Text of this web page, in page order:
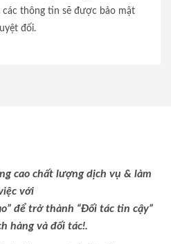
các thông tin sẽ được bảo mật
đối.
cao chất lượng dịch vụ & làm
với
để trở thành “Đối tác tin cậy”
hàng và đối tác!.